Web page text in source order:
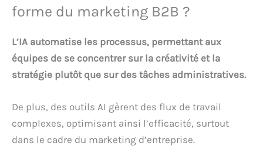
forme du marketing B2B ?
L’IA automatise les processus, permettant aux
équipes de se concentrer sur la créativité et la
stratégie plutôt que sur des tâches administratives.
De plus, des outils AI gèrent des flux de travail
complexes, optimisant ainsi l’efficacité, surtout
dans le cadre du marketing d’entreprise.